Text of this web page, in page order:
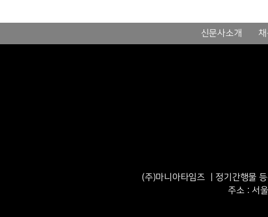
신문사소개
(주)마니아타임즈 ㅣ정기간행물
주소 : 서